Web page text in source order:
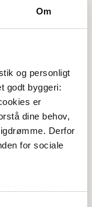
Om
og personligt
godt byggeri:
er
dine behov,
Derfor
for sociale